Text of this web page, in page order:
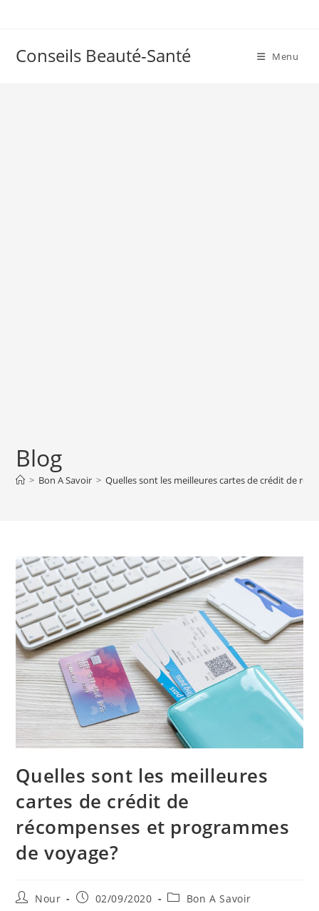
Conseils Beauté-Santé Menu
Blog
> Bon A Savoir > Quelles sont les meilleures cartes de crédit de
Quelles sont les meilleures
cartes de crédit de
récompenses et programmes
de voyage?
Auteur/autrice
Nour
Publication
02/09/2020
PostBon A Savoir